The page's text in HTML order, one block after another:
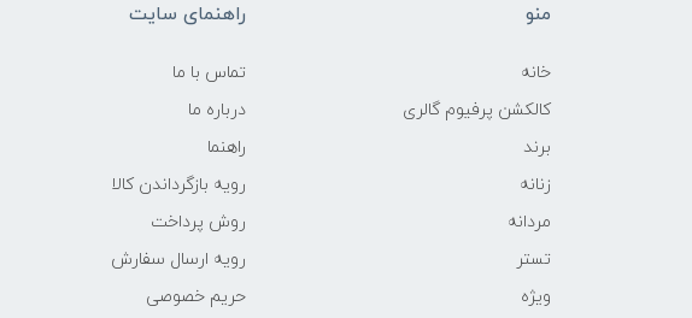
منو
خانه
کالکشن پرفیوم گالری
برند
زنانه
مردانه
تستر
ویژه
راهنمای سایت
تماس با ما
درباره ما
راهنما
رویه‌ بازگرداندن کالا
روش پرداخت
رویه ارسال سفارش
حریم خصوصی